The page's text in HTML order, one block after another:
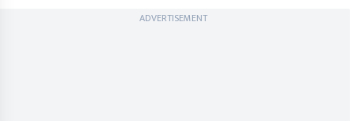
ADVERTISEMENT